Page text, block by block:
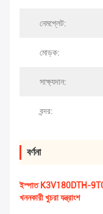
নেমপ্লেট:
মোড়ক:
সাক্ষ্যদান:
বন্দর:
বর্ণনা
ইস্পাত K3V180DTH-
খননকারী খুচরা যন্ত্রাংশ